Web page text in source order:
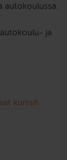
ja
kurssit